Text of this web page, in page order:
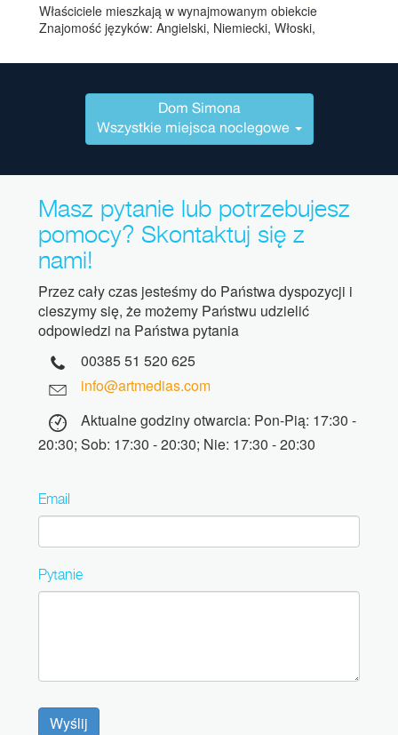
Właściciele mieszkają w wynajmowanym obiekcie
Znajomość języków: Angielski, Niemiecki, Włoski,
Dom Simona
Wszystkie miejsca noclegowe
Masz pytanie lub potrzebujesz
pomocy? Skontaktuj się z
nami!
Przez cały czas jesteśmy do Państwa dyspozycji i
cieszymy się, że możemy Państwu udzielić
odpowiedzi na Państwa pytania
00385 51 520 625
info@artmedias.com
Aktualne godziny otwarcia: Pon-Pią: 17:30 -
20:30; Sob: 17:30 - 20:30; Nie: 17:30 - 20:30
Email
Pytanie
Wyślij